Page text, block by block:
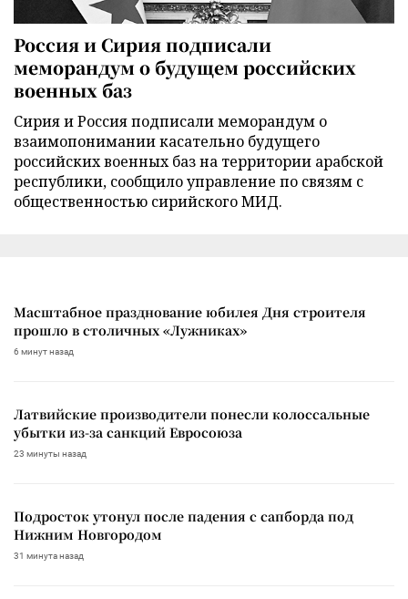
Россия и Сирия подписали
меморандум о будущем российских
военных баз
Сирия и Россия подписали меморандум о
взаимопонимании касательно будущего
российских военных баз на территории арабской
республики, сообщило управление по связям с
общественностью сирийского МИД.
Масштабное празднование юбилея Дня строителя
прошло в столичных «Лужниках»
6 минут назад
Латвийские производители понесли колоссальные
убытки из-за санкций Евросоюза
23 минуты назад
Подросток утонул после падения с сапборда под
Нижним Новгородом
31 минута назад